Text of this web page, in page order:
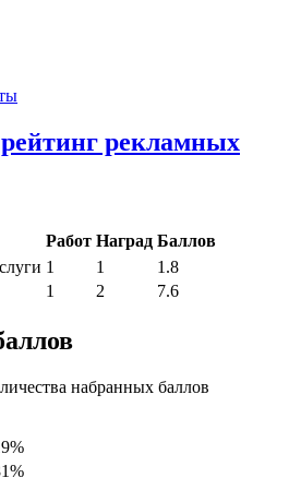
рекламных
Работ Наград Баллов
1 1
1.8
1 2 7.6
набранных баллов